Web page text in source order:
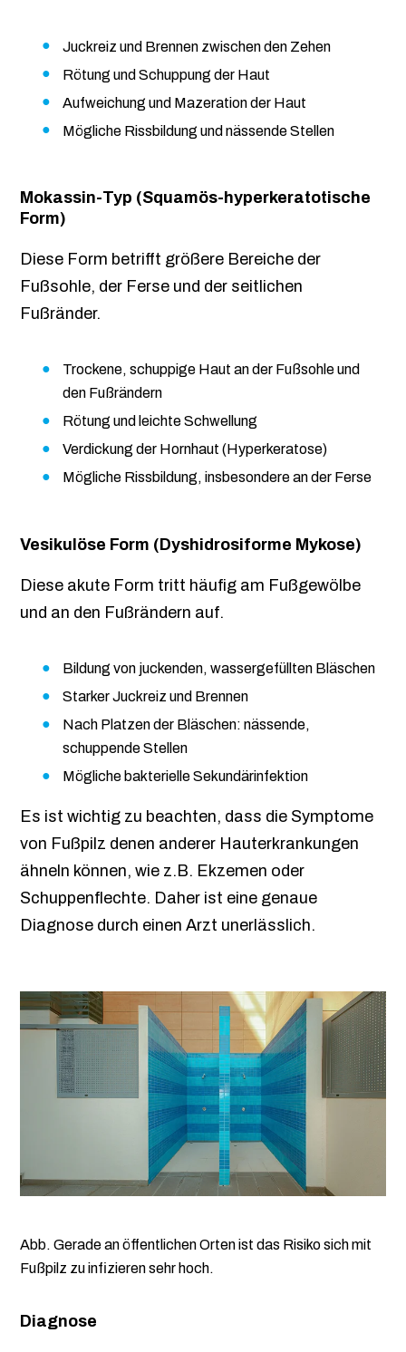
Juckreiz und Brennen zwischen den Zehen
Rötung und Schuppung der Haut
Aufweichung und Mazeration der Haut
Mögliche Rissbildung und nässende Stellen
Mokassin-Typ (Squamös-hyperkeratotische
Form)
Diese Form betrifft größere Bereiche der
Fußsohle, der Ferse und der seitlichen
Fußränder.
Trockene, schuppige Haut an der Fußsohle und
den Fußrändern
Rötung und leichte Schwellung
Verdickung der Hornhaut (Hyperkeratose)
Mögliche Rissbildung, insbesondere an der Ferse
Vesikulöse Form (Dyshidrosiforme Mykose)
Diese akute Form tritt häufig am Fußgewölbe
und an den Fußrändern auf.
Bildung von juckenden, wassergefüllten Bläschen
Starker Juckreiz und Brennen
Nach Platzen der Bläschen: nässende,
schuppende Stellen
Mögliche bakterielle Sekundärinfektion
Es ist wichtig zu beachten, dass die Symptome
von Fußpilz denen anderer Hauterkrankungen
ähneln können, wie z.B. Ekzemen oder
Schuppenflechte. Daher ist eine genaue
Diagnose durch einen Arzt unerlässlich.
Abb. Gerade an öffentlichen Orten ist das Risiko sich mit
Fußpilz zu infizieren sehr hoch.
Diagnose